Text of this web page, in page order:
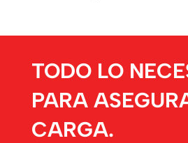
TODO LO
PARA
CARGA.